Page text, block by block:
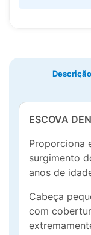
Descrição
ESCOVA
Proporciona
surgimento
anos de
Cabeça
com